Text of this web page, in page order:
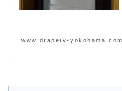
www.drapery-yokohama.com